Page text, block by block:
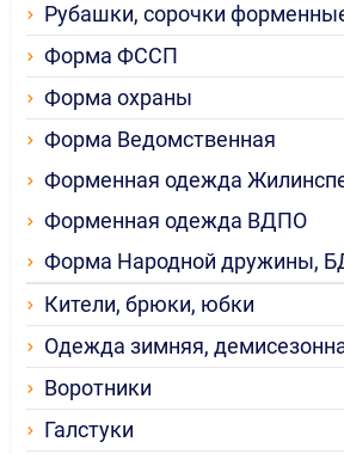
Рубашки, сорочки
Форма ФССП
Форма охраны
Форма Ведомственная
Форменная одежда
Форменная одежда ВДПО
Форма Народной дружины,
Кители, брюки, юбки
Одежда зимняя,
Воротники
Галстуки